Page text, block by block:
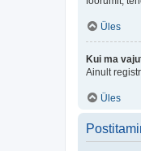
Üles
Kui ma
Ainult
Üles